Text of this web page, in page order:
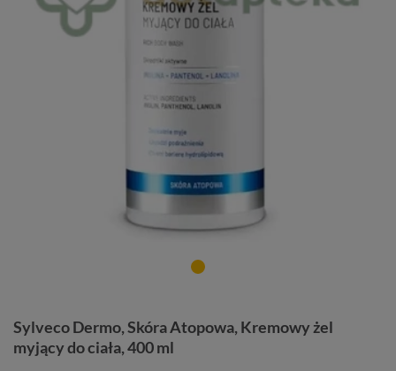
Sylveco Dermo, Skóra Atopowa, Kremowy żel
myjący do ciała, 400 ml